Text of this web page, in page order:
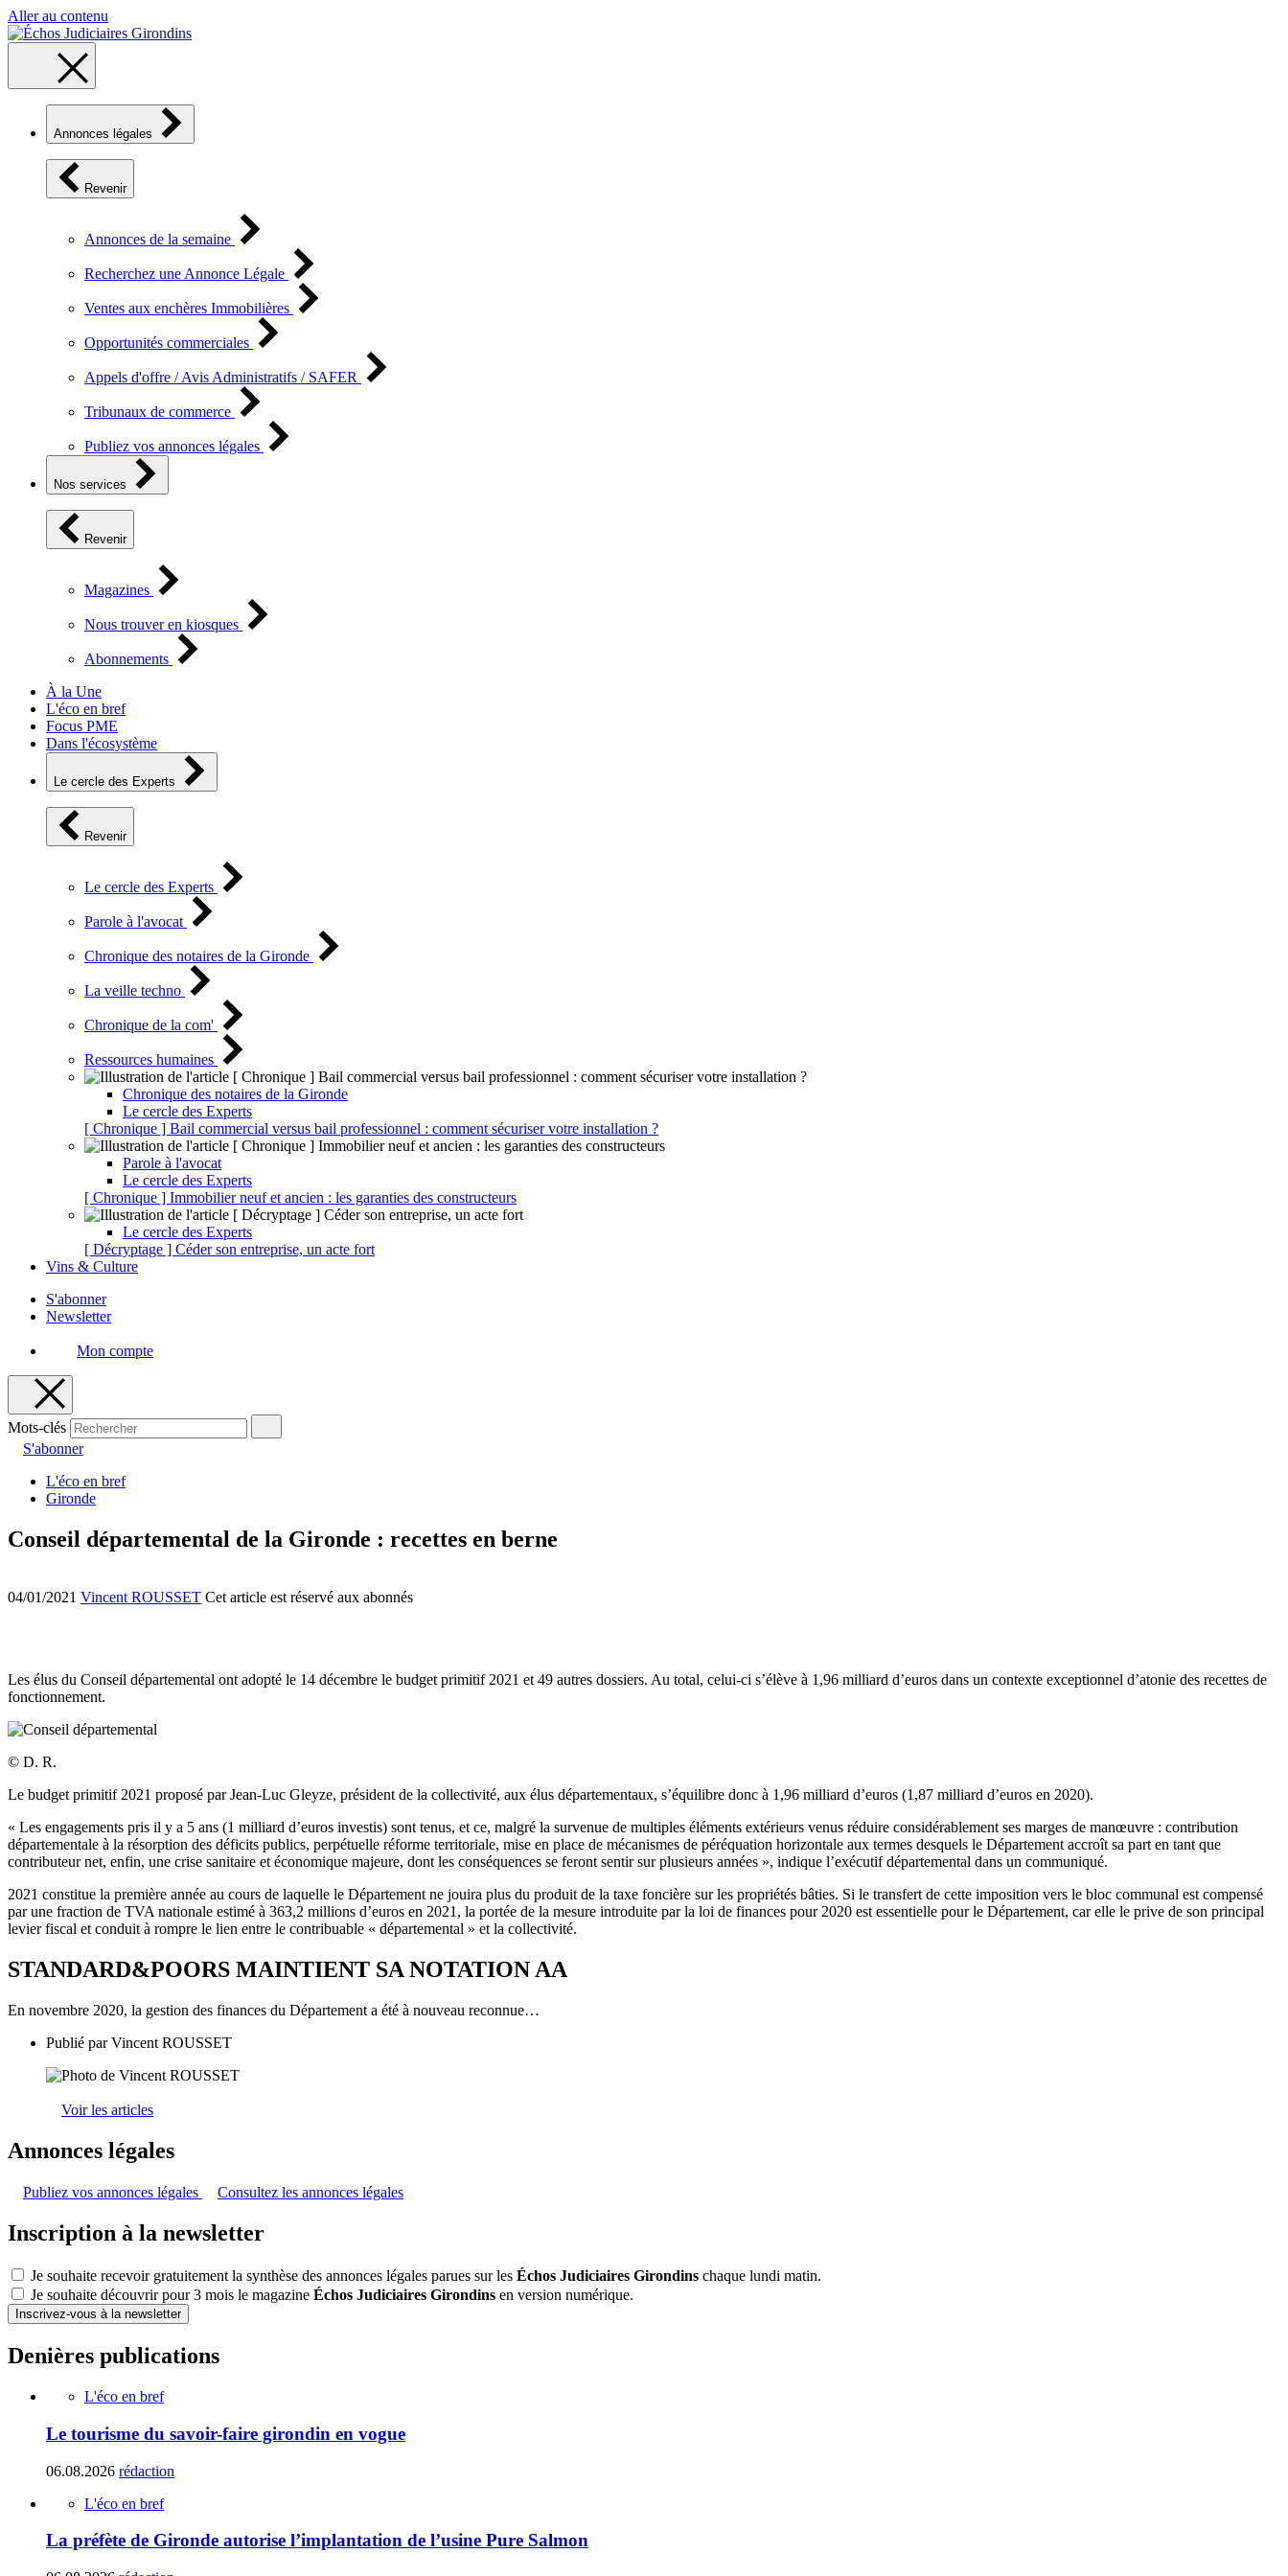
Aller au contenu
Annonces légales
Revenir
Annonces de la semaine
Recherchez une Annonce Légale
Ventes aux enchères Immobilières
Opportunités commerciales
Appels d'offre / Avis Administratifs / SAFER
Tribunaux de commerce
Publiez vos annonces légales
Nos services
Revenir
Magazines
Nous trouver en kiosques
Abonnements
À la Une
L'éco en bref
Focus PME
Dans l'écosystème
Le cercle des Experts
Revenir
Le cercle des Experts
Parole à l'avocat
Chronique des notaires de la Gironde
La veille techno
Chronique de la com'
Ressources humaines
Chronique des notaires de la Gironde
Le cercle des Experts
[ Chronique ] Bail commercial versus bail professionnel : comment sécuriser votre installation ?
Parole à l'avocat
Le cercle des Experts
[ Chronique ] Immobilier neuf et ancien : les garanties des constructeurs
Le cercle des Experts
[ Décryptage ] Céder son entreprise, un acte fort
Vins & Culture
S'abonner
Newsletter
Mon compte
Mots-clés
S'abonner
L'éco en bref
Gironde
Conseil départemental de la Gironde : recettes en berne
04/01/2021 Vincent ROUSSET Cet article est réservé aux abonnés
Les élus du Conseil départemental ont adopté le 14 décembre le budget primitif 2021 et 49 autres dossiers. Au total, celui-ci s’élève à 1,96 milliard d’euros dans un contexte exceptionnel d’atonie des recettes de
fonctionnement.
© D. R.
Le budget primitif 2021 proposé par Jean-Luc Gleyze, président de la collectivité, aux élus départementaux, s’équilibre donc à 1,96 milliard d’euros (1,87 milliard d’euros en 2020).
« Les engagements pris il y a 5 ans (1 milliard d’euros investis) sont tenus, et ce, malgré la survenue de multiples éléments extérieurs venus réduire considérablement ses marges de manœuvre : contribution
départementale à la résorption des déficits publics, perpétuelle réforme territoriale, mise en place de mécanismes de péréquation horizontale aux termes desquels le Département accroît sa part en tant que
contributeur net, enfin, une crise sanitaire et économique majeure, dont les conséquences se feront sentir sur plusieurs années », indique l’exécutif départemental dans un communiqué.
2021 constitue la première année au cours de laquelle le Département ne jouira plus du produit de la taxe foncière sur les propriétés bâties. Si le transfert de cette imposition vers le bloc communal est compensé
par une fraction de TVA nationale estimé à 363,2 millions d’euros en 2021, la portée de la mesure introduite par la loi de finances pour 2020 est essentielle pour le Département, car elle le prive de son principal
levier fiscal et conduit à rompre le lien entre le contribuable « départemental » et la collectivité.
STANDARD&POORS MAINTIENT SA NOTATION AA
En novembre 2020, la gestion des finances du Département a été à nouveau reconnue…
Publié parVincent ROUSSET
Voir les articles
Annonces légales
Publiez vos annonces légales Consultez les annonces légales
Inscription à la newsletter
Je souhaite recevoir gratuitement la synthèse des annonces légales parues sur les Échos Judiciaires Girondins chaque lundi matin.
Je souhaite découvrir pour 3 mois le magazine Échos Judiciaires Girondins en version numérique.
Inscrivez-vous à la newsletter
Denières publications
L'éco en bref
Le tourisme du savoir-faire girondin en vogue
06.08.2026 rédaction
L'éco en bref
La préfète de Gironde autorise l’implantation de l’usine Pure Salmon